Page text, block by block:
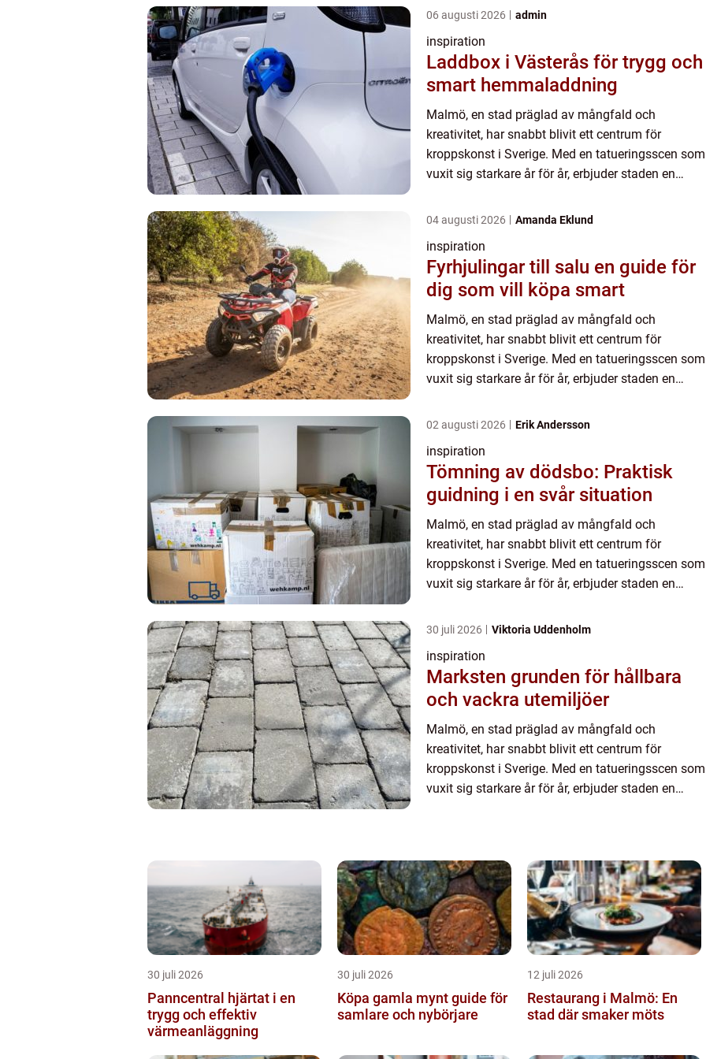
06 augusti 2026 admin
inspiration
Laddbox i Västerås för trygg och
smart hemmaladdning
Malmö, en stad präglad av mångfald och
kreativitet, har snabbt blivit ett centrum för
kroppskonst i Sverige. Med en tatueringsscen som
vuxit sig starkare år för år, erbjuder staden en
04 augusti 2026 Amanda Eklund
inspiration
Fyrhjulingar till salu en guide för
dig som vill köpa smart
Malmö, en stad präglad av mångfald och
kreativitet, har snabbt blivit ett centrum för
kroppskonst i Sverige. Med en tatueringsscen som
vuxit sig starkare år för år, erbjuder staden en
02 augusti 2026 Erik Andersson
inspiration
Tömning av dödsbo: Praktisk
guidning i en svår situation
Malmö, en stad präglad av mångfald och
kreativitet, har snabbt blivit ett centrum för
kroppskonst i Sverige. Med en tatueringsscen som
vuxit sig starkare år för år, erbjuder staden en
30 juli 2026 Viktoria Uddenholm
inspiration
Marksten grunden för hållbara
och vackra utemiljöer
Malmö, en stad präglad av mångfald och
kreativitet, har snabbt blivit ett centrum för
kroppskonst i Sverige. Med en tatueringsscen som
vuxit sig starkare år för år, erbjuder staden en
30 juli 2026
Panncentral hjärtat i en
trygg och effektiv
värmeanläggning
30 juli 2026
Köpa gamla mynt guide för
samlare och nybörjare
12 juli 2026
Restaurang i Malmö: En
stad där smaker möts